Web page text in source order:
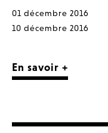
01 décembre 2016
10 décembre 2016
En savoir +